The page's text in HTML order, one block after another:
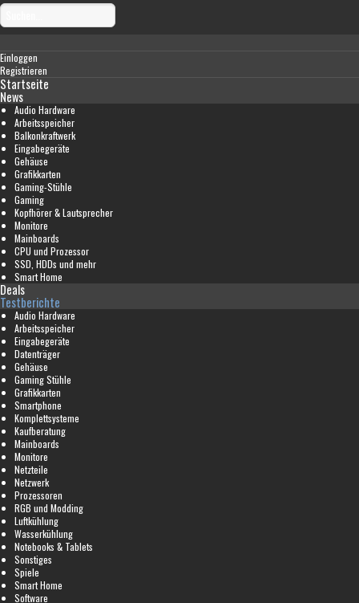
Einloggen
Registrieren
Startseite
News
Audio Hardware
Arbeitsspeicher
Balkonkraftwerk
Eingabegeräte
Gehäuse
Grafikkarten
Gaming-Stühle
Gaming
Kopfhörer & Lautsprecher
Monitore
Mainboards
CPU und Prozessor
SSD, HDDs und mehr
Smart Home
Deals
Testberichte
Audio Hardware
Arbeitsspeicher
Eingabegeräte
Datenträger
Gehäuse
Gaming Stühle
Grafikkarten
Smartphone
Komplettsysteme
Kaufberatung
Mainboards
Monitore
Netzteile
Netzwerk
Prozessoren
RGB und Modding
Luftkühlung
Wasserkühlung
Notebooks & Tablets
Sonstiges
Spiele
Smart Home
Software